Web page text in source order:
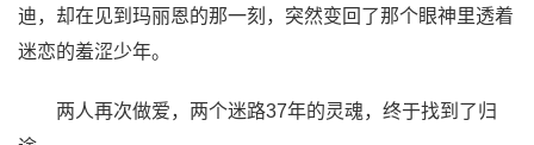
迪，却在见到玛丽恩的那一刻，突然变回了那个眼神里透着
迷恋的羞涩少年。
两人再次做爱，两个迷路37年的灵魂，终于找到了归